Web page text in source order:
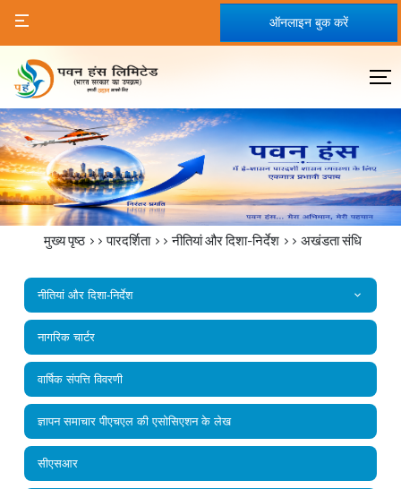
ऑनलाइन बुक करें
मुख्य पृष्ठ >>पारदर्शिता>> नीतियां और दिशा-निर्देश >>अखंडता संधि
नीतियां और दिशा-निर्देश
नागरिक चार्टर
वार्षिक संपत्ति विवरणी
ज्ञापन समाचार पीएचएल की एसोसिएशन के लेख
सीएसआर